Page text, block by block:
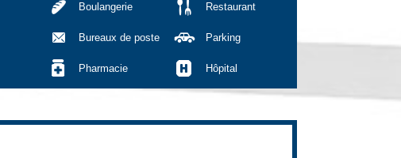
Boulangerie Restaurant
Bureaux de poste Parking
Pharmacie Hôpital